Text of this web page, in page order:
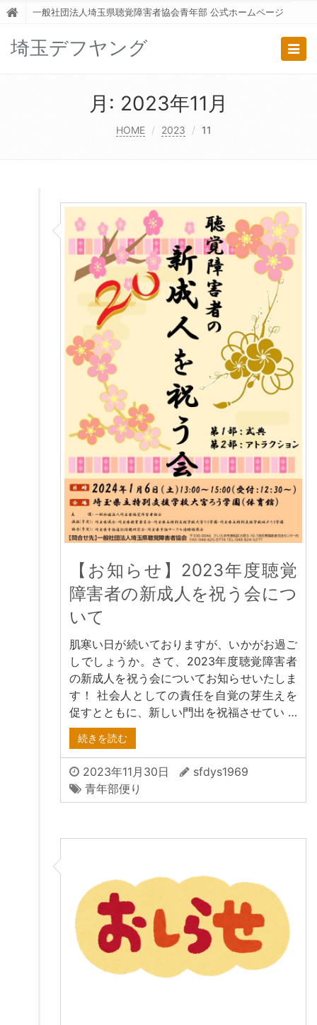
一般社団法人埼玉県聴覚障害者協会青年部 公式ホームページ
埼玉デフヤング
月: 2023年11月
HOME 2023 11
【お知らせ】2023年度聴覚
障害者の新成人を祝う会につ
いて
肌寒い日が続いておりますが、いかがお過ご
しでしょうか。さて、2023年度聴覚障害者
の新成人を祝う会についてお知らせいたしま
す！ 社会人としての責任を自覚の芽生えを
促すとともに、新しい門出を祝福させてい …
続きを読む
2023年11月30日
sfdys1969
青年部便り